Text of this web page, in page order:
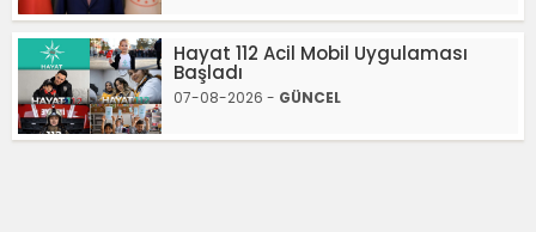
Hayat 112 Acil Mobil Uygulaması
Başladı
07-08-2026 - GÜNCEL